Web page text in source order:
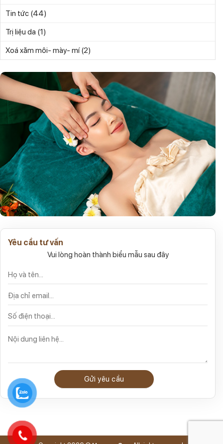
Tin tức (44)
Trị liệu da (1)
Xoá xăm môi- mày- mí(2)
Yêu cầu tư vấn
Vui lòng hoàn thành biểu mẫu sau đây